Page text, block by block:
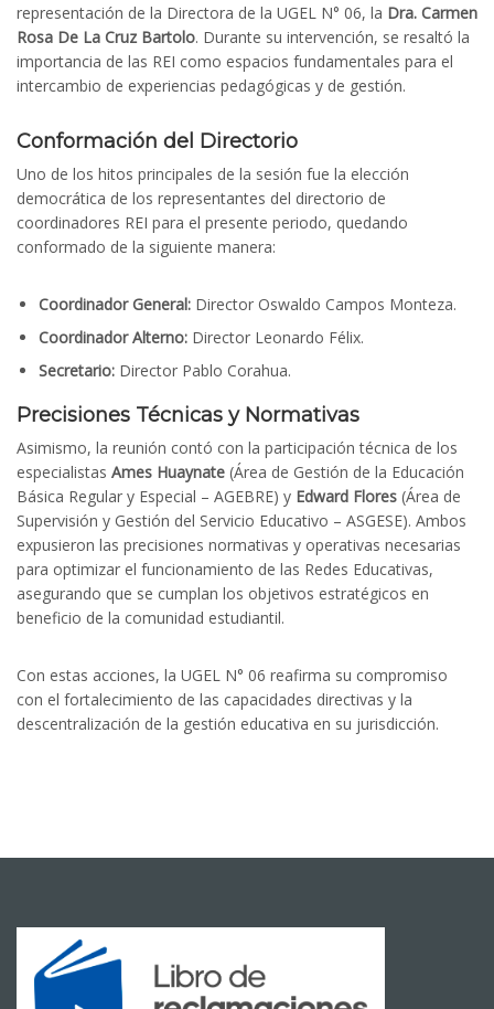
representación de la Directora de la UGEL N° 06, la Dra. Carmen
Rosa De La Cruz Bartolo. Durante su intervención, se resaltó la
importancia de las REI como espacios fundamentales para el
intercambio de experiencias pedagógicas y de gestión.
Conformación del Directorio
Uno de los hitos principales de la sesión fue la elección
democrática de los representantes del directorio de
coordinadores REI para el presente periodo, quedando
conformado de la siguiente manera:
Coordinador General: Director Oswaldo Campos Monteza.
Coordinador Alterno: Director Leonardo Félix.
Secretario: Director Pablo Corahua.
Precisiones Técnicas y Normativas
Asimismo, la reunión contó con la participación técnica de los
especialistas Ames Huaynate (Área de Gestión de la Educación
Básica Regular y Especial – AGEBRE) y Edward Flores (Área de
Supervisión y Gestión del Servicio Educativo – ASGESE). Ambos
expusieron las precisiones normativas y operativas necesarias
para optimizar el funcionamiento de las Redes Educativas,
asegurando que se cumplan los objetivos estratégicos en
beneficio de la comunidad estudiantil.
Con estas acciones, la UGEL N° 06 reafirma su compromiso
con el fortalecimiento de las capacidades directivas y la
descentralización de la gestión educativa en su jurisdicción.